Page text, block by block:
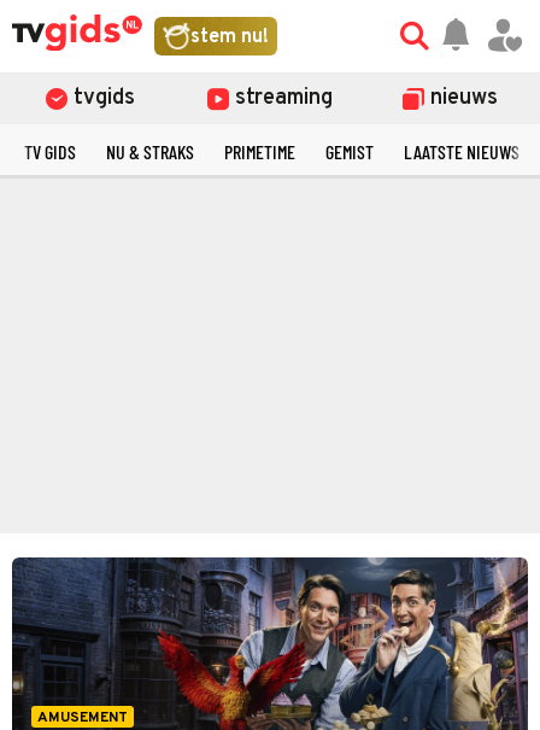
stem nu!
tvgids streaming nieuws
TV GIDS NU & STRAKS PRIMETIME GEMIST LAATSTE NIEUWS
AMUSEMENT